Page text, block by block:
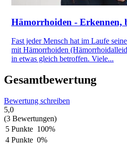
Hämorrhoiden - Erkennen,
Fast jeder Mensch hat im Laufe
mit Hämorrhoiden
in etwas gleich betroffen. Viele...
Gesamtbewertung
Bewertung schreiben
5,0
(3 Bewertungen)
5 Punkte 100%
4 Punkte 0%